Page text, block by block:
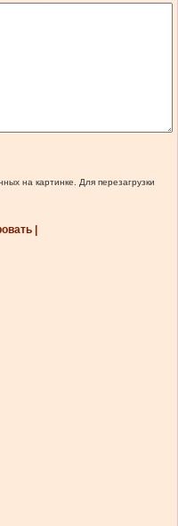
на картинке. Для перезагрузки
|